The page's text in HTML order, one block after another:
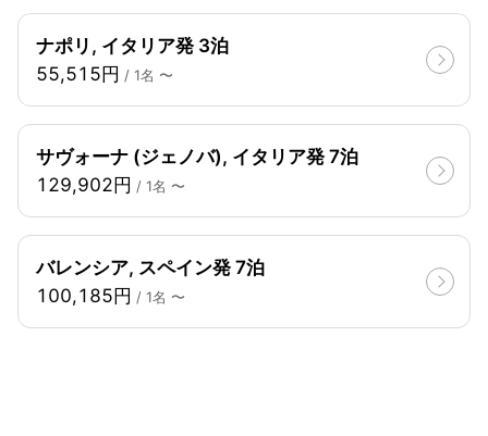
ナポリ, イタリア発 3泊
55,515円 / 1名 〜
サヴォーナ (ジェノバ), イタリア発 7泊
129,902円 / 1名 〜
バレンシア, スペイン発 7泊
100,185円 / 1名 〜